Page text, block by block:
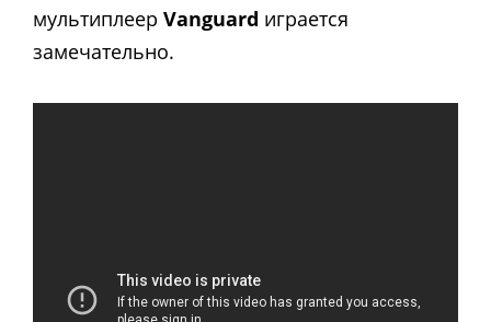
мультиплеер Vanguard играется
замечательно.